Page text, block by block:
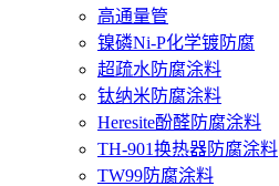
高通量管
镍磷Ni-P化学镀防腐
超疏水防腐涂料
钛纳米防腐涂料
Heresite酚醛防腐涂料
TH-901换热器防腐涂料
TW99防腐涂料